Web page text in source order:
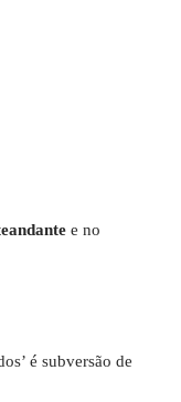
e no
é subversão de